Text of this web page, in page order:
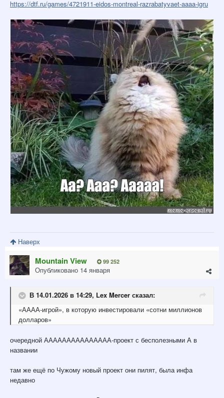
https://dtf.ru/games/4721911-eidos-montreal-razrabatyvaet-aaaa-igru
Наверх
Mountain View 99 252
Опубликовано 14 января
В 14.01.2026 в 14:29, Lex Mercer сказал:
«АААА-игрой», в которую инвестировали «сотни миллионов
долларов»
очередной ААААААААААААААА-проект с бесполезными А в
названии
там же ещё по Чужому новый проект они пилят, была инфа
недавно